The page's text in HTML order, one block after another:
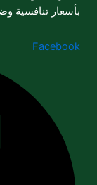
بأسعار تنافسية
Facebook